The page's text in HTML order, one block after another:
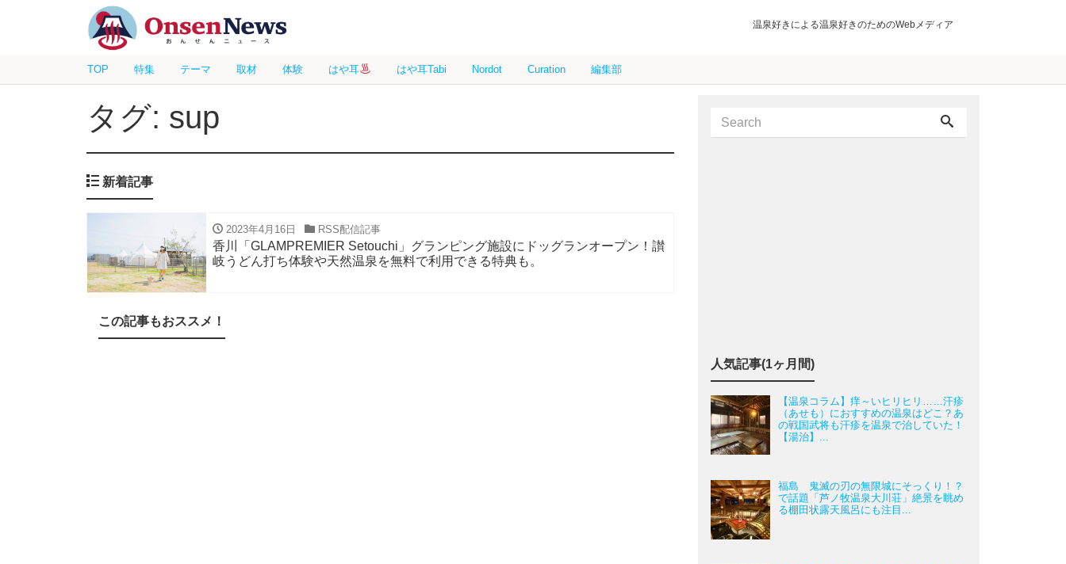
温泉好きによる温泉好きのためのWebメディア
TOP 特集 テーマ 取材 体験 はや耳 はや耳Tabi Nordot Curation 編集部
タグ: sup
新着記事
2023年4月16日 RSS配信記事
香川「GLAMPREMIER Setouchi」グランピング施設にドッグランオープン！讃
岐うどん打ち体験や天然温泉を無料で利用できる特典も。
この記事もおススメ！
人気記事(1ヶ月間)
【温泉コラム】痒～いヒリヒリ……汗疹
（あせも）におすすめの温泉はどこ？あ
の戦国武将も汗疹を温泉で治していた！
【湯治】...
福島 鬼滅の刃の無限城にそっくり！？
で話題「芦ノ牧温泉大川荘」絶景を眺め
る棚田状露天風呂にも注目...